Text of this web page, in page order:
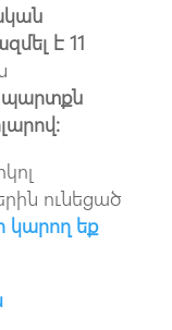
է 11
պարտքն
ունեցած
կարող եք